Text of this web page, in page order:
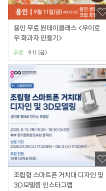
용인 무료 원데이클래스 <우이로
우 화과자 만들기>
9.11 (금)
무료
조립형 스마트폰 거치대 디자인 및
3D모델링 인스타그램